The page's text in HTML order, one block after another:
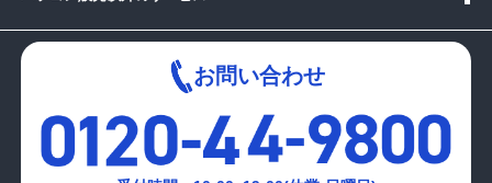
お問い合わせ